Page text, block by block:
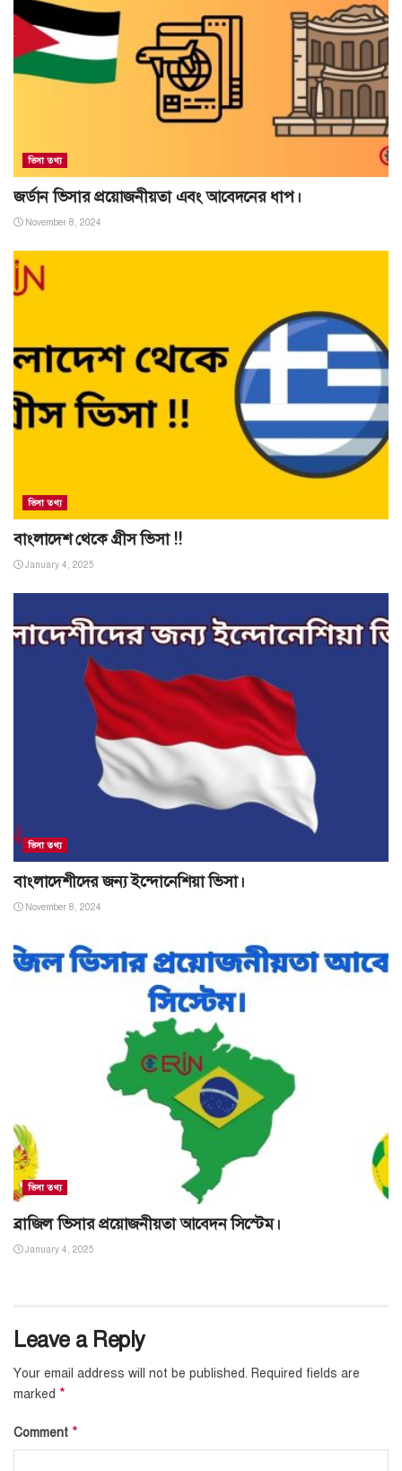
ভিসা তথ্য
জর্ডান ভিসার প্রয়োজনীয়তা এবং আবেদনের ধাপ।
November 8, 2024
ভিসা তথ্য
বাংলাদেশ থেকে গ্রীস ভিসা !!
January 4, 2025
ভিসা তথ্য
বাংলাদেশীদের জন্য ইন্দোনেশিয়া ভিসা।
November 8, 2024
ভিসা তথ্য
ব্রাজিল ভিসার প্রয়োজনীয়তা আবেদন সিস্টেম।
January 4, 2025
Leave a Reply
Your email address will not be published. Required fields are
marked *
Comment *